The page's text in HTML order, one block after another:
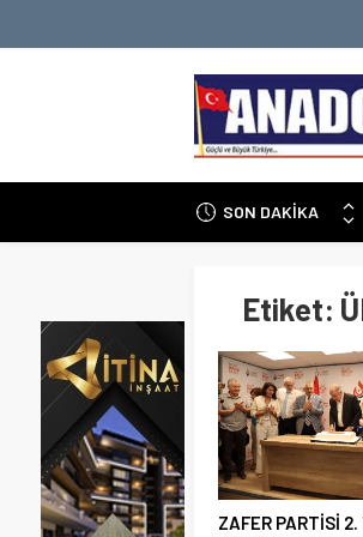
SON DAKİKA
Etiket:
ZAFER PARTİSİ 2.